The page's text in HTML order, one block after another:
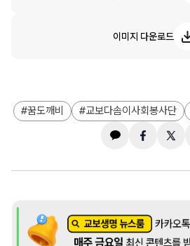
이미지 다운로드
꿈도깨비 교보다솜이사회봉사단